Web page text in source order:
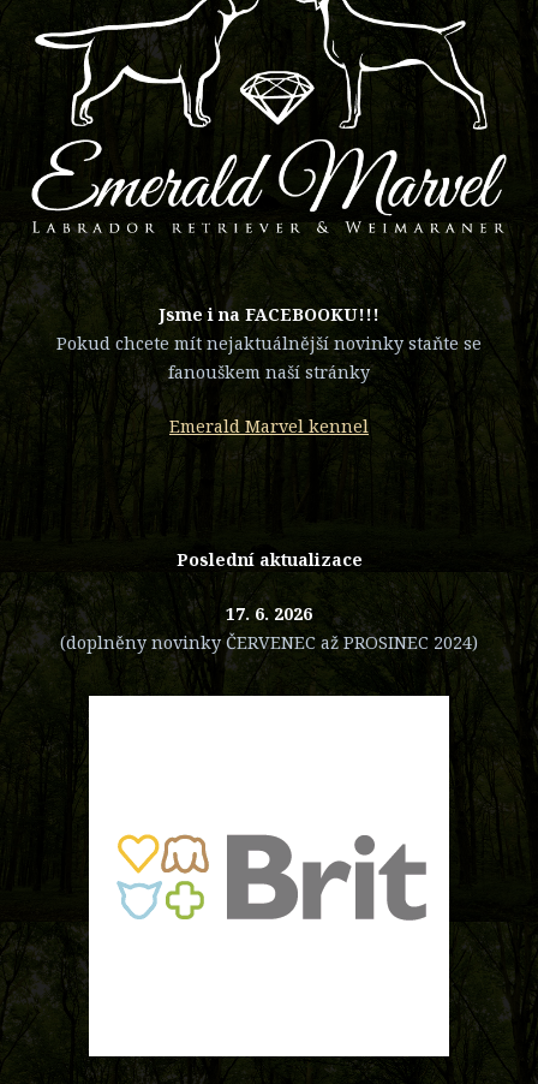
​Jsme i na FACEBOOKU!!!
Pokud chcete mít nejaktuálnější novinky staňte se
fanouškem naší stránky
Emerald Marvel kennel
Poslední aktualizace
17. 6. 2026
(doplněny novinky ČERVENEC až PROSINEC 2024)